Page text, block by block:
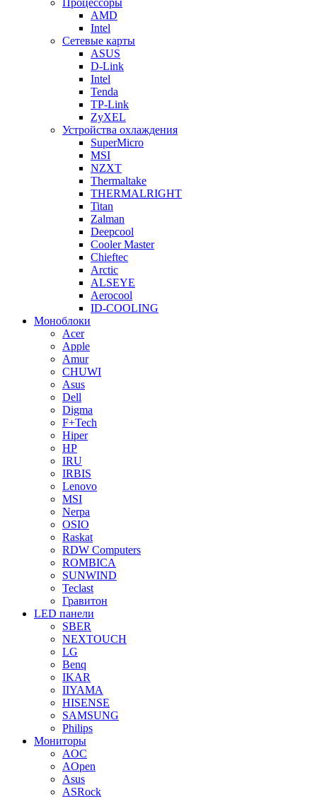
Процессоры
AMD
Intel
Сетевые карты
ASUS
D-Link
Intel
Tenda
TP-Link
ZyXEL
Устройства охлаждения
SuperMicro
MSI
NZXT
Thermaltake
THERMALRIGHT
Titan
Zalman
Deepcool
Cooler Master
Chieftec
Arctic
ALSEYE
Aerocool
ID-COOLING
Моноблоки
Acer
Apple
Amur
CHUWI
Asus
Dell
Digma
F+Tech
Hiper
HP
IRU
IRBIS
Lenovo
MSI
Nerpa
OSIO
Raskat
RDW Computers
ROMBICA
SUNWIND
Teclast
Гравитон
LED панели
SBER
NEXTOUCH
LG
Benq
IKAR
IIYAMA
HISENSE
SAMSUNG
Philips
Мониторы
AOC
AOpen
Asus
ASRock